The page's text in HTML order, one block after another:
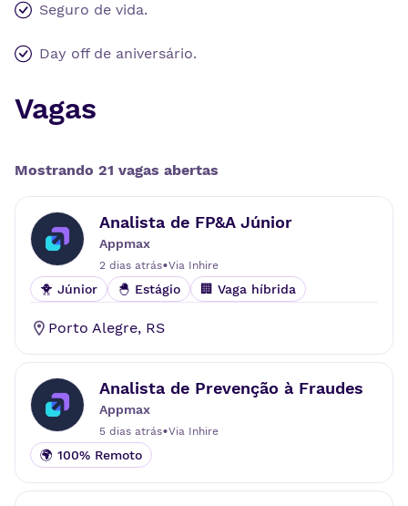
Seguro de vida.
Day off de aniversário.
Vagas
Mostrando 21 vagas abertas
Analista de FP&A Júnior
Appmax
2 dias atrás•Via Inhire
🐥 Júnior 🐣 Estágio 🏢 Vaga híbrida
Porto Alegre, RS
Analista de Prevenção à Fraudes
Appmax
5 dias atrás•Via Inhire
🌍 100% Remoto